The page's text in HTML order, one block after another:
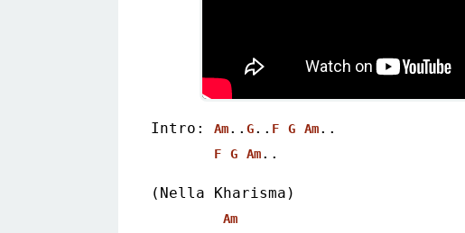
Intro: Am.. G.. F G Am..
F G Am..
(Nella Kharisma)
Am